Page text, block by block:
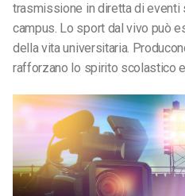
trasmissione in diretta di
campus. Lo sport dal vivo può
della vita universitaria.
rafforzano lo spirito scolastico